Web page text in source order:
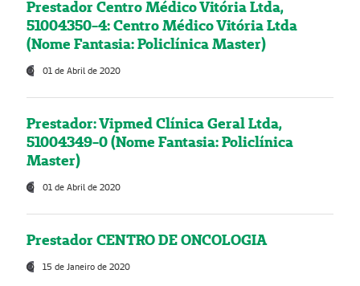
Prestador Centro Médico Vitória Ltda,
51004350-4: Centro Médico Vitória Ltda
(Nome Fantasia: Policlínica Master)
01 de Abril de 2020
Prestador: Vipmed Clínica Geral Ltda,
51004349-0 (Nome Fantasia: Policlínica
Master)
01 de Abril de 2020
Prestador CENTRO DE ONCOLOGIA
15 de Janeiro de 2020